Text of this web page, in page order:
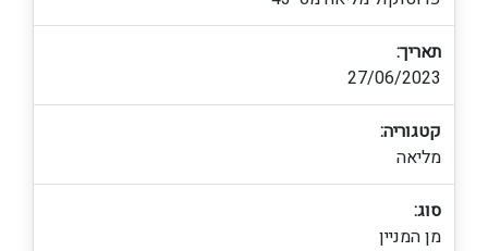
תאריך:
27/06/2023
קטגוריה:
מליאה
סוג:
מן המניין